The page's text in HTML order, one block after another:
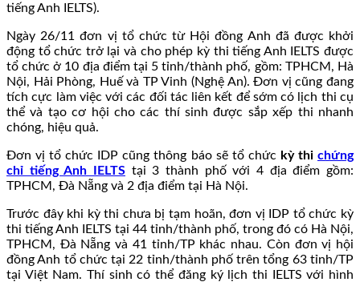
tiếng Anh IELTS).
Ngày 26/11 đơn vị tổ chức từ Hội đồng Anh đã được khởi
động tổ chức trở lại và cho phép kỳ thi tiếng Anh IELTS được
tổ chức ở 10 địa điểm tại 5 tỉnh/thành phố, gồm: TPHCM, Hà
Nội, Hải Phòng, Huế và TP Vinh (Nghệ An). Đơn vị cũng đang
tích cực làm việc với các đối tác liên kết để sớm có lịch thi cụ
thể và tạo cơ hội cho các thí sinh được sắp xếp thi nhanh
chóng, hiệu quả.
Đơn vị tổ chức IDP cũng thông báo sẽ tổ chức kỳ thichứng
chỉ tiếng Anh IELTS tại 3 thành phố với 4 địa điểm gồm:
TPHCM, Đà Nẵng và 2 địa điểm tại Hà Nội.
Trước đây khi kỳ thi chưa bị tạm hoãn, đơn vị IDP tổ chức kỳ
thi tiếng Anh IELTS tại 44 tỉnh/thành phố, trong đó có Hà Nội,
TPHCM, Đà Nẵng và 41 tỉnh/TP khác nhau. Còn đơn vị hội
đồng Anh tổ chức tại 22 tỉnh/thành phố trên tổng 63 tỉnh/TP
tại Việt Nam. Thí sinh có thể đăng ký lịch thi IELTS với hình